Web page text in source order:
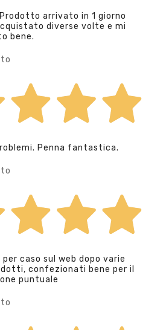
arrivato in 1 giorno
diverse volte e mi
bene.
Penna fantastica.
caso sul web dopo varie
confezionati bene per il
puntuale